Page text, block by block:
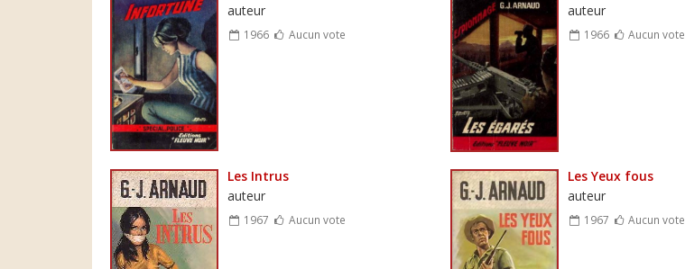
auteur
1966 Aucun vote
auteur
1966 Aucun vote
Les Intrus
auteur
1967 Aucun vote
Les Yeux fous
auteur
1967 Aucun vote